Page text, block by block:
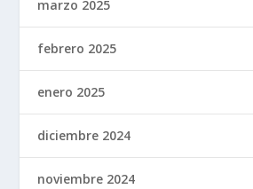
marzo 2025
febrero 2025
enero 2025
diciembre 2024
noviembre 2024